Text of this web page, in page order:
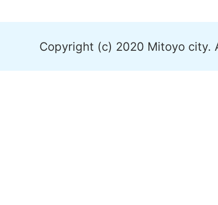
Copyright (c) 2020 Mitoyo city.